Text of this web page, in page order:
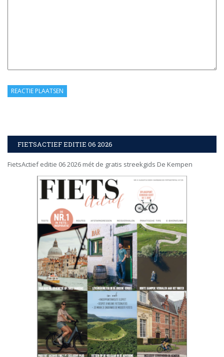
FIETSACTIEF EDITIE 06 2026
FietsActief editie 06 2026 mét de gratis streekgids De Kempen